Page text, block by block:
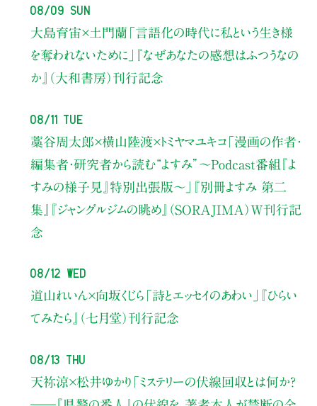
08/09 Sun
大島育宙×土門蘭 「言語化の時代に私という生き様
を奪われないために」
『なぜあなたの感想はふつうなの
か』（大和書房）刊行記念
08/11 Tue
藁谷周太郎×横山陸渡×トミヤマユキコ「漫画の作者・
編集者・研究者から読む“よすみ” 〜Podcast番組『よ
すみの様子見』特別出張版〜」
『別冊よすみ 第二
集』『ジャングルジムの眺め』（SORAJIMA）W刊行記
念
08/12 Wed
道山れいん×向坂くじら 「詩とエッセイのあわい」
『ひらい
てみたら』（七月堂）刊行記念
08/13 Thu
天祢涼×松井ゆかり 「ミステリーの伏線回収とは何か？